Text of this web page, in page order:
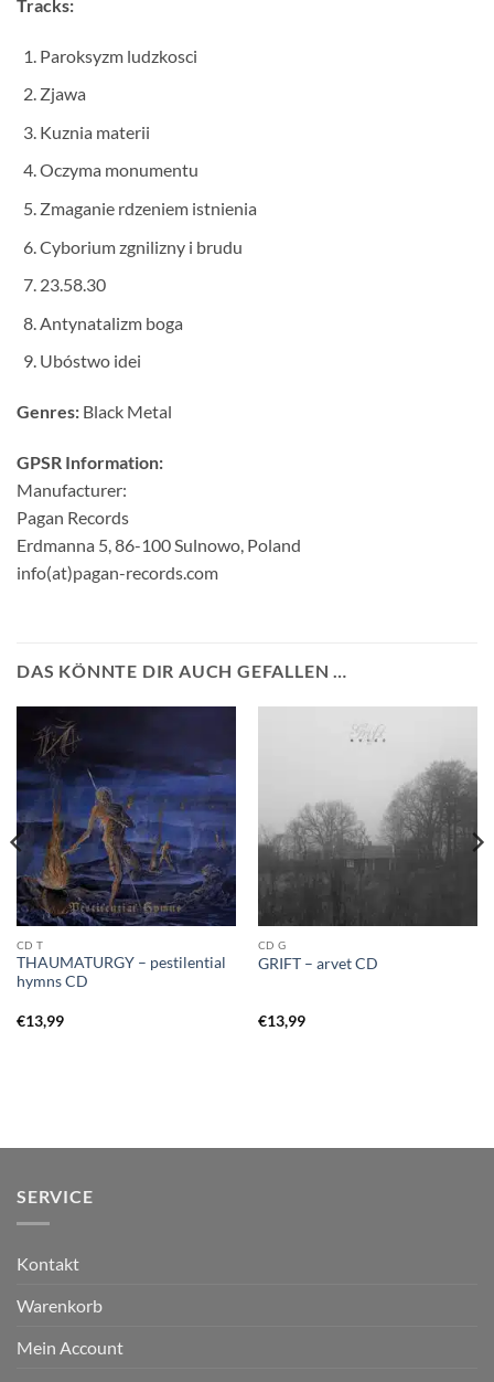
Tracks:
Paroksyzm ludzkosci
Zjawa
Kuznia materii
Oczyma monumentu
Zmaganie rdzeniem istnienia
Cyborium zgnilizny i brudu
23.58.30
Antynatalizm boga
Ubóstwo idei
Genres: Black Metal
GPSR Information:
Manufacturer:
Pagan Records
Erdmanna 5, 86-100 Sulnowo, Poland
info(at)pagan-records.com
DAS KÖNNTE DIR AUCH GEFALLEN …
CD T
THAUMATURGY – pestilential
hymns CD
€13,99
CD G
GRIFT – arvet CD
€13,99
SERVICE
Kontakt
Warenkorb
Mein Account